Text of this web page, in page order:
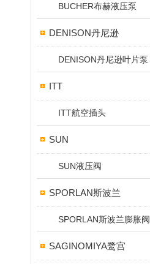
BUCHER布赫液压泵
DENISON丹尼逊
DENISON丹尼逊叶片泵
ITT
ITT航空插头
SUN
SUN液压阀
SPORLAN斯波兰
SPORLAN斯波兰膨胀阀
SAGINOMIYA鹭宫